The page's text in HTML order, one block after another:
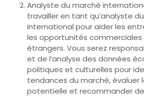
Analyste du marché
travailler en tant qu’analyste
international pour aider les
les opportunités commerciales
étrangers. Vous serez
et de l’analyse des données
politiques et culturelles pour
tendances du marché, évaluer
potentielle et recommander